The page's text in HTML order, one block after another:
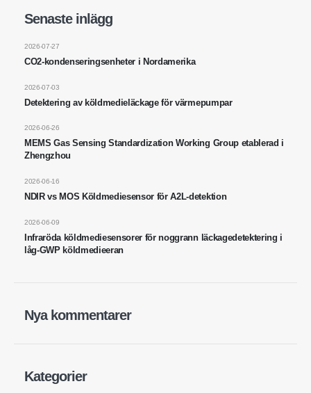
Senaste inlägg
CO2-kondenseringsenheter i Nordamerika
2026-07-27
Detektering av köldmedieläckage för värmepumpar
2026-07-03
MEMS Gas Sensing Standardization Working Group etablerad i
Zhengzhou
2026-06-26
NDIR vs MOS Köldmediesensor för A2L-detektion
2026-06-16
Infraröda köldmediesensorer för noggrann läckagedetektering i
låg-GWP köldmedieeran
2026-06-09
Nya kommentarer
Kategorier
Kontakta oss
Tel:0086-371-67169097
E-post:cece@winsensor.com
Wechat
R454B -sensor
R454B -sensor